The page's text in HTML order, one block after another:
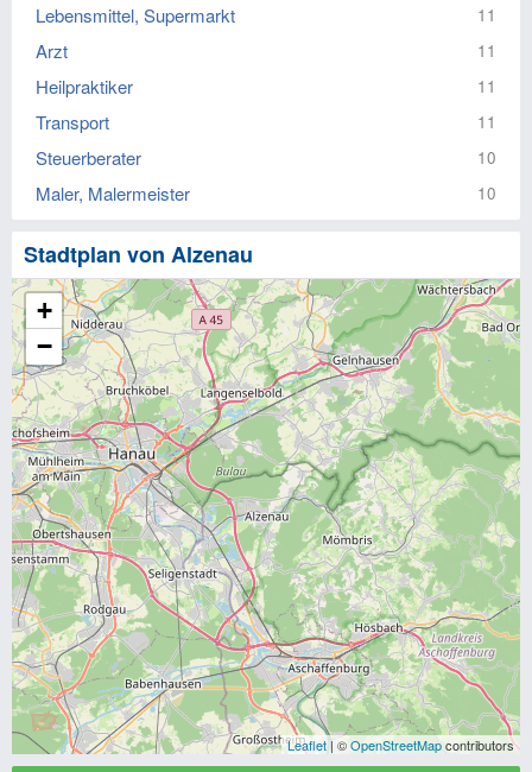
Lebensmittel, Supermarkt 11
Arzt 11
Heilpraktiker 11
Transport 11
Steuerberater 10
Maler, Malermeister 10
Stadtplan von Alzenau
+
−
Leaflet | ©OpenStreetMapcontributors